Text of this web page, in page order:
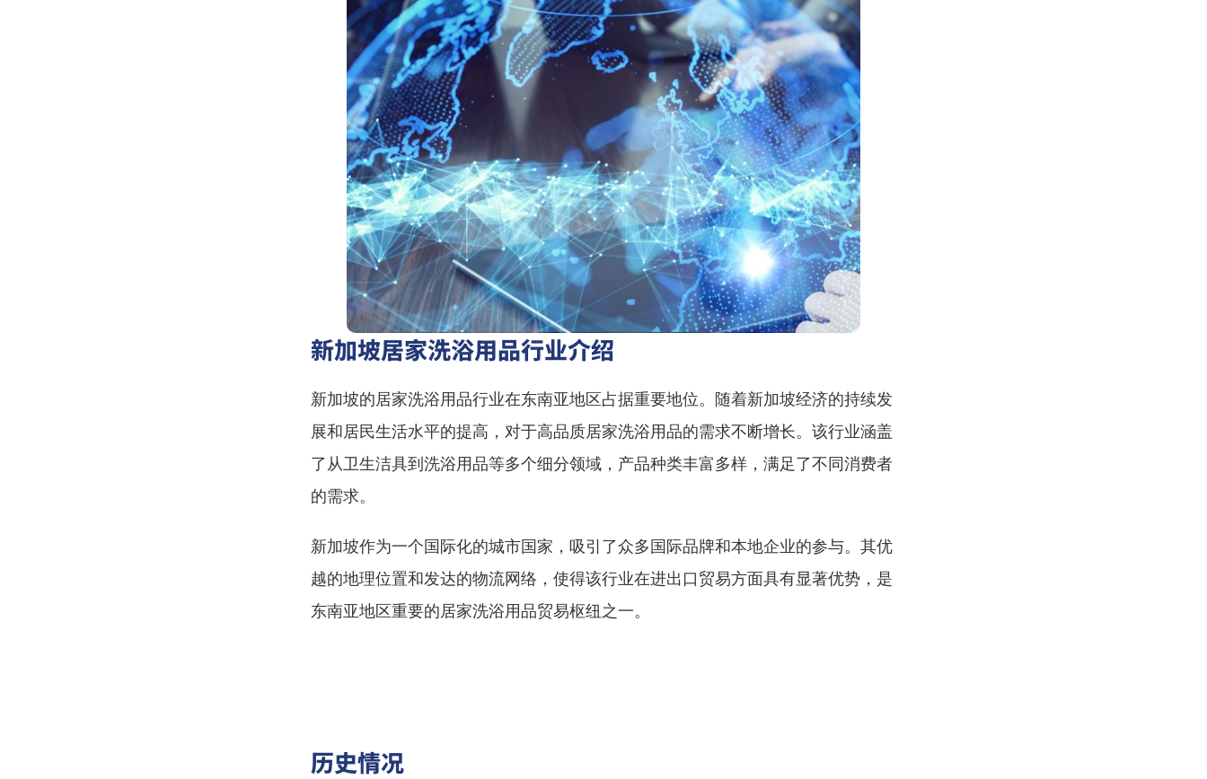
新加坡居家洗浴用品行业介绍
新加坡的居家洗浴用品行业在东南亚地区占据重要地位。随着新加坡经济的持续发
展和居民生活水平的提高，对于高品质居家洗浴用品的需求不断增长。该行业涵盖
了从卫生洁具到洗浴用品等多个细分领域，产品种类丰富多样，满足了不同消费者
的需求。
新加坡作为一个国际化的城市国家，吸引了众多国际品牌和本地企业的参与。其优
越的地理位置和发达的物流网络，使得该行业在进出口贸易方面具有显著优势，是
东南亚地区重要的居家洗浴用品贸易枢纽之一。
历史情况